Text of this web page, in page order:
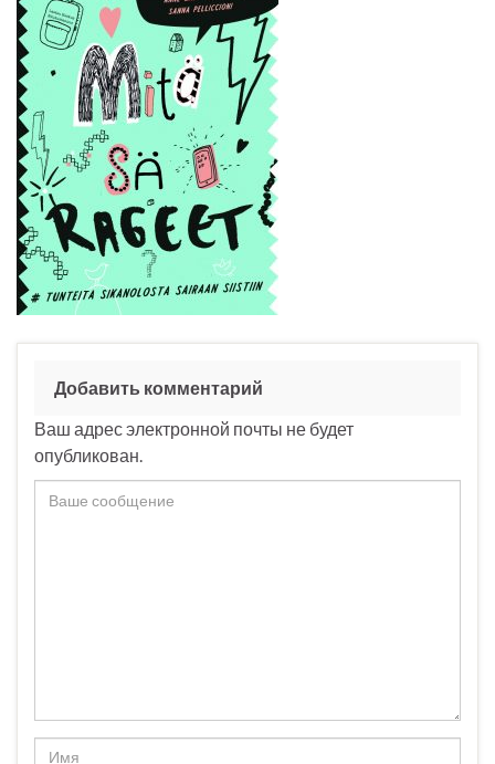
Добавить комментарий
Ваш адрес электронной почты не будет
опубликован.